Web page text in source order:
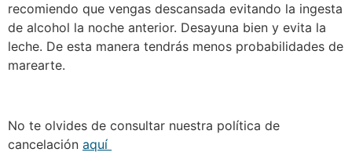
recomiendo que vengas descansada evitando la ingesta
de alcohol la noche anterior. Desayuna bien y evita la
leche. De esta manera tendrás menos probabilidades de
marearte.
No te olvides de consultar nuestra política de
cancelación aquí